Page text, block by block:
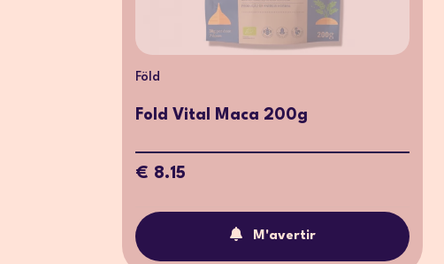
Föld
Fold Vital Maca 200g
€ 8.15
M'avertir